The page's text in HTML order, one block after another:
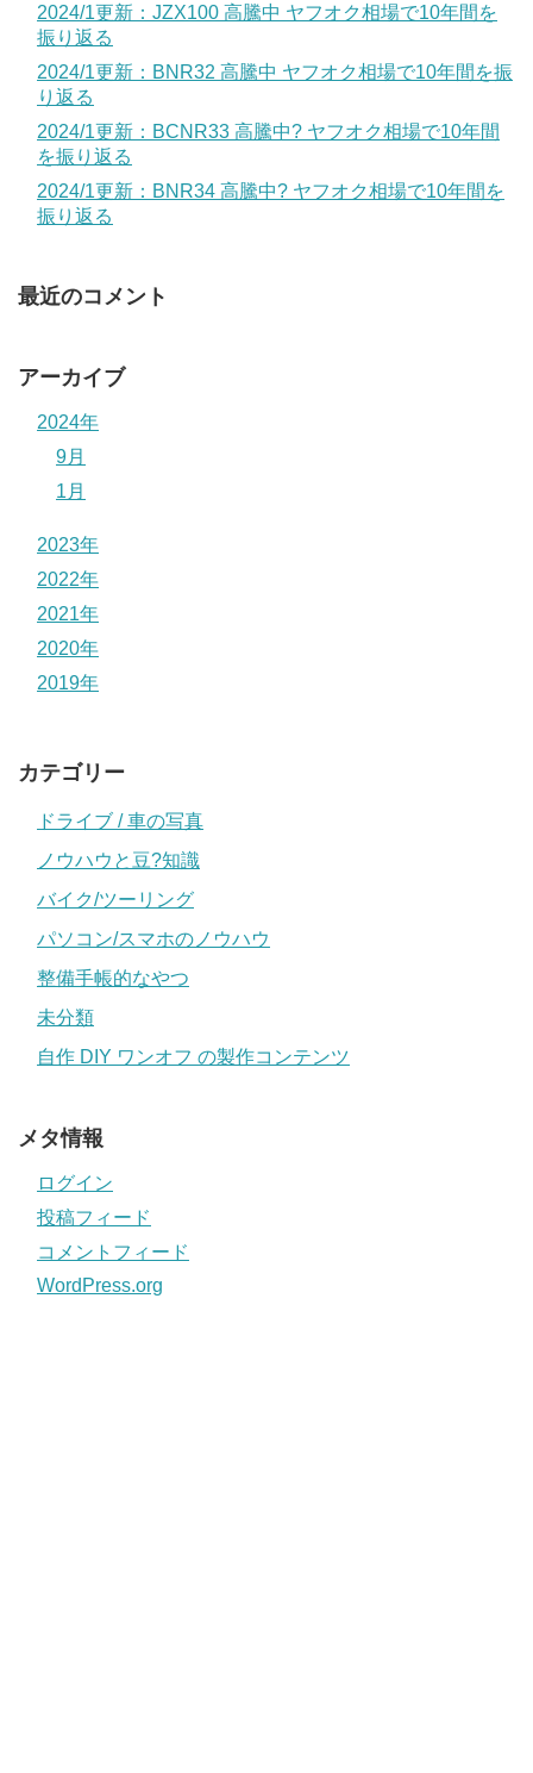
2024/1更新：JZX100 高騰中 ヤフオク相場で10年間を
振り返る
2024/1更新：BNR32 高騰中 ヤフオク相場で10年間を振
り返る
2024/1更新：BCNR33 高騰中? ヤフオク相場で10年間
を振り返る
2024/1更新：BNR34 高騰中? ヤフオク相場で10年間を
振り返る
最近のコメント
アーカイブ
2024年
9月
1月
2023年
2022年
2021年
2020年
2019年
カテゴリー
ドライブ / 車の写真
ノウハウと豆?知識
バイク/ツーリング
パソコン/スマホのノウハウ
整備手帳的なやつ
未分類
自作 DIY ワンオフ の製作コンテンツ
メタ情報
ログイン
投稿フィード
コメントフィード
WordPress.org